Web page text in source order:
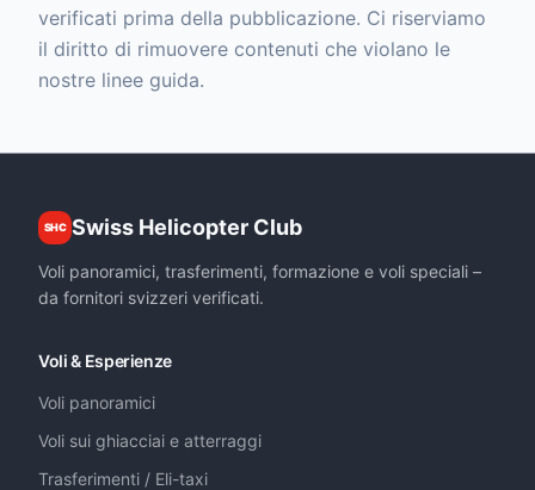
verificati prima della pubblicazione. Ci riserviamo
il diritto di rimuovere contenuti che violano le
nostre linee guida.
SHC Swiss Helicopter Club
Voli panoramici, trasferimenti, formazione e voli speciali –
da fornitori svizzeri verificati.
Voli & Esperienze
Voli panoramici
Voli sui ghiacciai e atterraggi
Trasferimenti / Eli-taxi